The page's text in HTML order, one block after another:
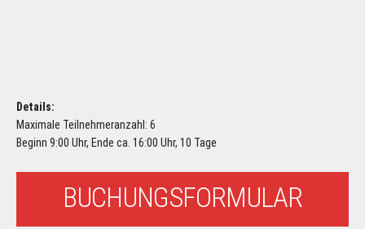
Details:
Maximale Teilnehmeranzahl: 6
Beginn 9:00 Uhr, Ende ca. 16:00 Uhr, 10 Tage
BUCHUNGSFORMULAR